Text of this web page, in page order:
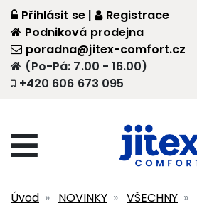
+420 606 673 095
(Po-Pá: 7.00 - 16.00)
poradna@jitex-comfort.cz
Přihlásit se |
Registrace
Podniková prodejna
Úvod NOVINKY VŠECHNY